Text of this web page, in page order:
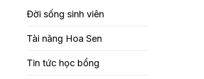
Đời sống sinh viên
Tài năng Hoa Sen
Tin tức học bổng